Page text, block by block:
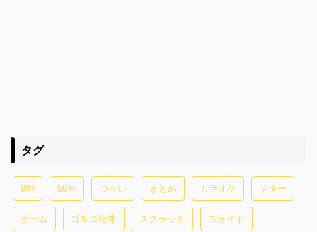
タグ
9割 50台 つらい まとめ カラオケ ギター
ゲーム ゴルゴ松本 スクラッチ スライド